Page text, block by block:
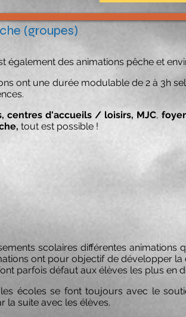
(groupes)
également des animations pêche et
ont une durée modulable de 2 à 3h
centres d'accueils / loisirs, MJC,
tout est possible !
scolaires différentes
ont pour objectif de développer
parfois défaut aux élèves les plus en
écoles se font toujours avec le
la suite avec les élèves.